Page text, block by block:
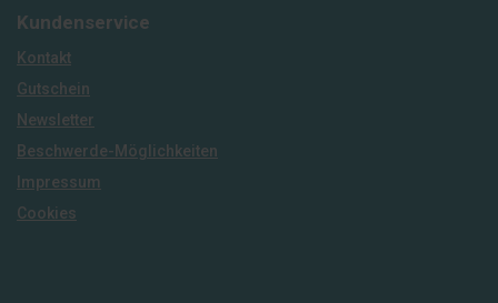
Kundenservice
Kontakt
Gutschein
Newsletter
Beschwerde-Möglichkeiten
Impressum
Cookies